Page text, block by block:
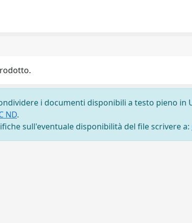
i documenti disponibili a testo pieno in
ND.
sull'eventuale disponibilità del file scrivere a: